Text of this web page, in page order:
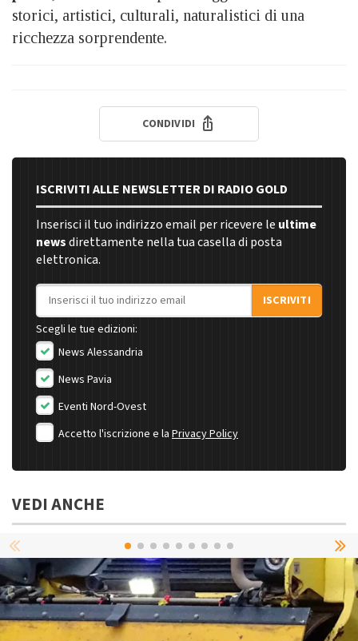
storici, artistici, culturali, naturalistici di una
ricchezza sorprendente.
CONDIVIDI
ISCRIVITI ALLE NEWSLETTER DI RADIO GOLD
Inserisci il tuo indirizzo email per ricevere le ultime
newsdirettamente nella tua casella di posta
elettronica.
Indirizzo email
ISCRIVITI
Scegli le tue edizioni:
News Alessandria
News Pavia
Eventi Nord-Ovest
Accetto l'iscrizione e la Privacy Policy
VEDI ANCHE